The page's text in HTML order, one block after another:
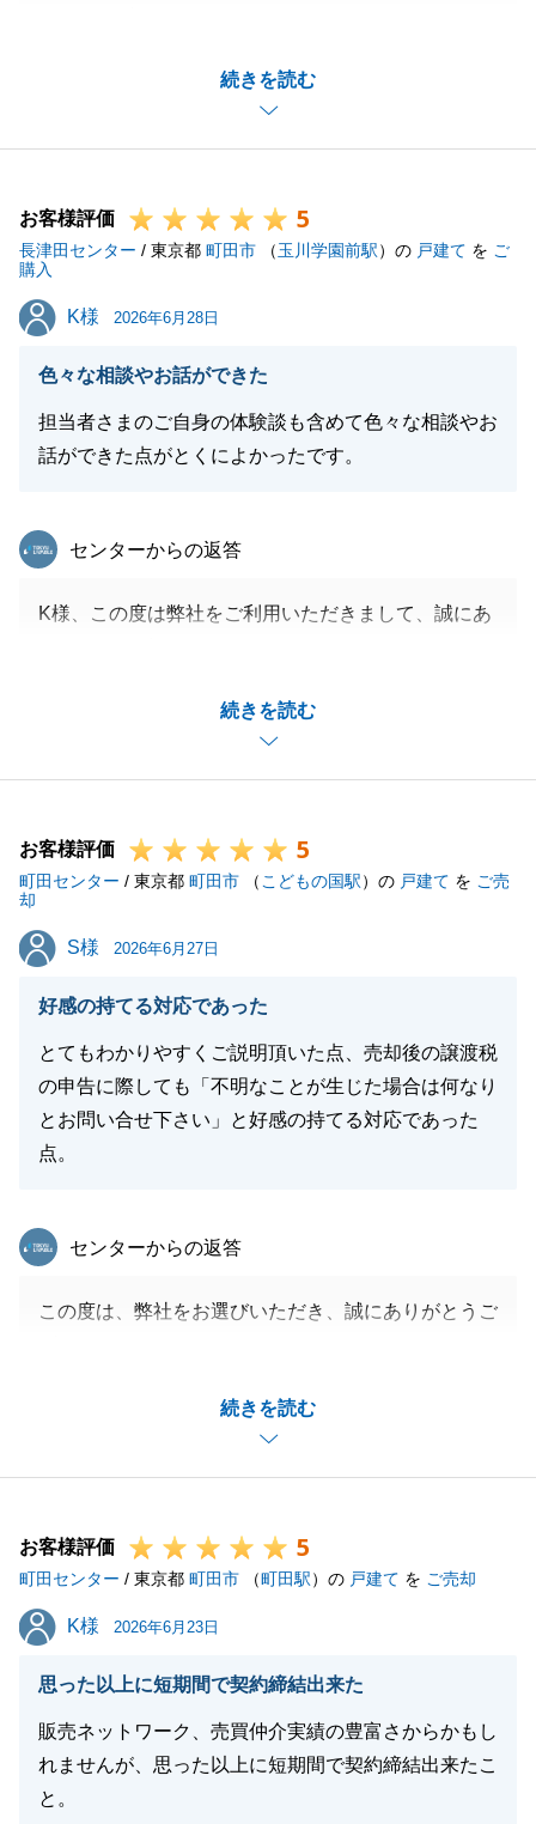
続きを読む
よう、我々としても力の入ったお取引でございまし
ご多忙の中様々ご対応いただきまして、大変ありがた
是非、今後とも弊社をご贔屓にいただければと存じま
す。
この度は、ありがとうございました。
閉じる
お客様評価 5
長津田センター / 東京都 町田市 （玉川学園前駅）の 戸建て を ご
購入
K様
K様 2026年6月28日
色々な相談やお話ができた
担当者さまのご自身の体験談も含めて色々な相談やお
話ができた点がとくによかったです。
続きを読む
東急リバブル
センターからの返答
K様、この度は弊社をご利用いただきまして、誠にあ
たので、私もひやひやしておりましたが、無事にゴー
ルテープを切ることができて安心しております。
これからリフォームも行われるので、更に素敵なお住
今後とも、お困り事がございましたら、お気軽にお申
し付けいただければと存じます。
お客様評価 5
町田センター / 東京都 町田市 （ こどもの国駅）の 戸建て を ご売
却
S様
S様 2026年6月27日
好感の持てる対応であった
とてもわかりやすくご説明頂いた点、売却後の譲渡税
の申告に際しても「不明なことが生じた場合は何なり
とお問い合せ下さい」と好感の持てる対応であった
点。
続きを読む
東急リバブル
センターからの返答
この度は、弊社をお選びいただき、誠にありがとうご
出来ましたこと、お褒めの言葉をいただいたこと、大
いただいたお言葉を励みに、日々精進してまいります
また、確定申告についてもご不明な点がございました
らお気軽にご連絡下さい。
閉じる
お客様評価 5
町田センター / 東京都 町田市 （町田駅）の 戸建て を ご売却
K様
K様 2026年6月23日
思った以上に短期間で契約締結出来た
販売ネットワーク、売買仲介実績の豊富さからかもし
れませんが、思った以上に短期間で契約締結出来たこ
と。